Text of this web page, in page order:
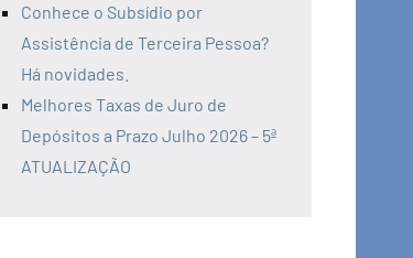
Conhece o Subsídio por
Assistência de Terceira Pessoa?
Há novidades.
Melhores Taxas de Juro de
Depósitos a Prazo Julho 2026 – 5ª
ATUALIZAÇÃO